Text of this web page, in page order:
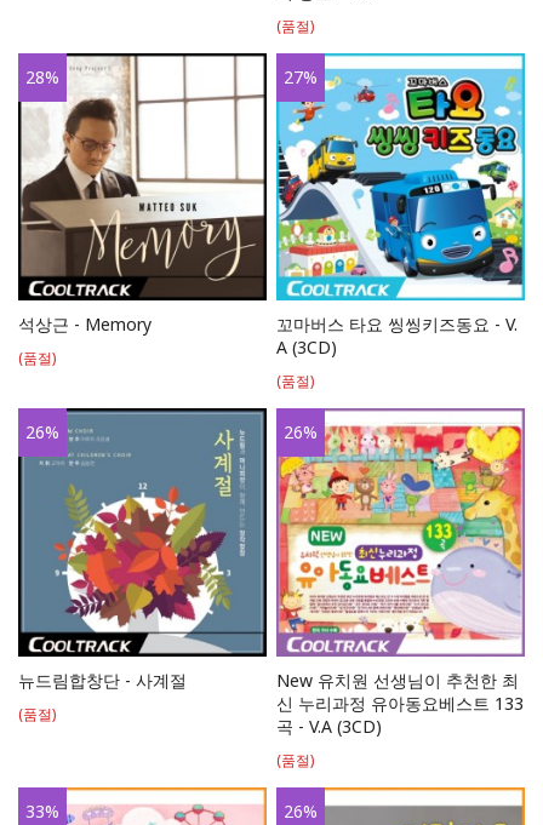
(품절)
28%
석상근 - Memory
(품절)
27%
꼬마버스 타요 씽씽키즈동요 - V.
A (3CD)
(품절)
26%
뉴드림합창단 - 사계절
(품절)
26%
New 유치원 선생님이 추천한 최
신 누리과정 유아동요베스트 133
곡 - V.A (3CD)
(품절)
33% 26%